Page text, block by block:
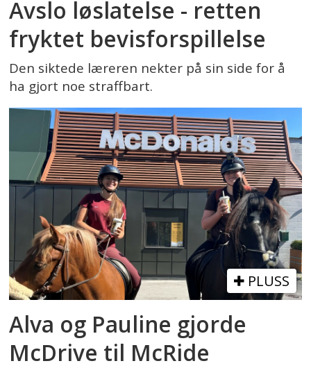
Avslo løslatelse - retten
fryktet bevisforspillelse
Den siktede læreren nekter på sin side for å
ha gjort noe straffbart.
PLUSS
Alva og Pauline gjorde
McDrive til McRide